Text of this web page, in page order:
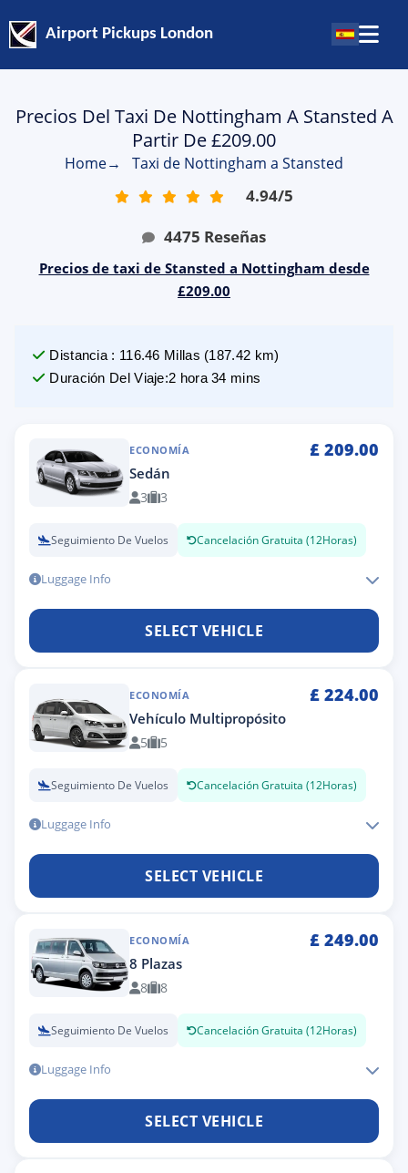
Airport Pickups London
Precios Del Taxi De Nottingham A Stansted A
Partir De £209.00
Home→ Taxi de Nottingham a Stansted
4.94/5
4475 Reseñas
Precios de taxi de Stansted a Nottingham desde
£209.00
Distancia : 116.46 Millas (187.42 km)
Duración Del Viaje:2 hora 34 mins
ECONOMÍA £ 209.00
Sedán
3 3
Seguimiento De Vuelos Cancelación Gratuita (12Horas)
Luggage Info
SELECT VEHICLE
ECONOMÍA £ 224.00
Vehículo Multipropósito
5 5
Seguimiento De Vuelos Cancelación Gratuita (12Horas)
Luggage Info
SELECT VEHICLE
ECONOMÍA £ 249.00
8 Plazas
8 8
Seguimiento De Vuelos Cancelación Gratuita (12Horas)
Luggage Info
SELECT VEHICLE